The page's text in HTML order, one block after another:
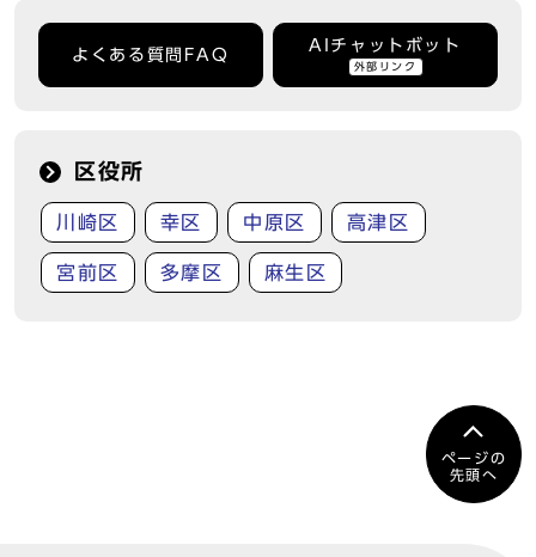
よくある質問FAQ
AIチャットボット
外部リンク
区役所
川崎区 幸区 中原区 高津区
宮前区 多摩区 麻生区
ページの
先頭へ